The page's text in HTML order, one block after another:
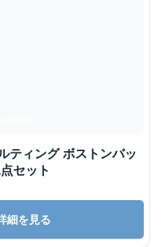
ティング ボストンバッ
セット
細を見る